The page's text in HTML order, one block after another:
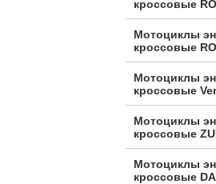
кроссовые
Мотоциклы
кроссовые
Мотоциклы
кроссовые
Мотоциклы
кроссовые
Мотоциклы
кроссовые